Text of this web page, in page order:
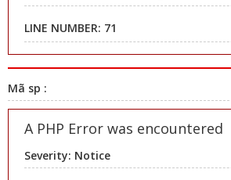
LINE NUMBER: 71
Mã sp :
A PHP Error was encountered
Severity: Notice